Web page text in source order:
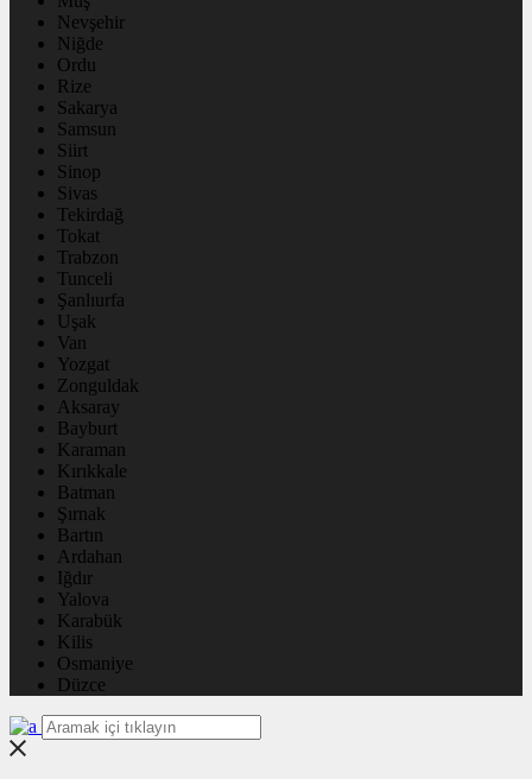
Nevşehir
Niğde
Ordu
Rize
Sakarya
Samsun
Siirt
Sinop
Sivas
Tekirdağ
Tokat
Trabzon
Tunceli
Şanlıurfa
Uşak
Van
Yozgat
Zonguldak
Aksaray
Bayburt
Karaman
Kırıkkale
Batman
Şırnak
Bartın
Ardahan
Iğdır
Yalova
Karabük
Kilis
Osmaniye
Düzce